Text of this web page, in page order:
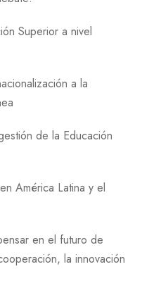
Superior a nivel
a la
de la Educación
América Latina y el
en el futuro de
la innovación